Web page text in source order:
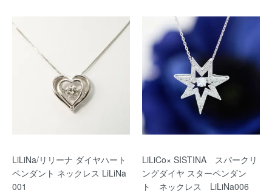
LiLiNa/リリーナ ダイヤハート
ペンダント ネックレス LiLiNa
001
LiLiCo× SISTINA スパークリ
ングダイヤ スターペンダン
ト ネックレス LiLiNa006